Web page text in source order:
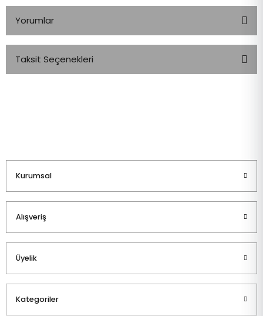
Yorumlar
Taksit Seçenekleri
Kurumsal
Alışveriş
Üyelik
Kategoriler